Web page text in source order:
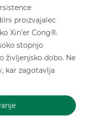
proizvajalec
Xin'er Cong®.
stopnjo
življenjsko dobo. Ne
kar zagotavlja